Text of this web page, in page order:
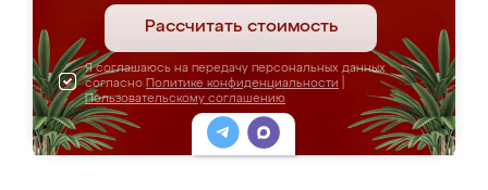
Рассчитать стоимость
Я соглашаюсь на передачу персональных данных
согласно Политике конфиденциальности
Пользовательскому соглашению